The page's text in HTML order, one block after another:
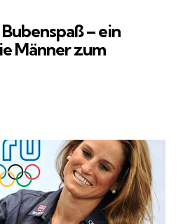
– ein
Männer zum